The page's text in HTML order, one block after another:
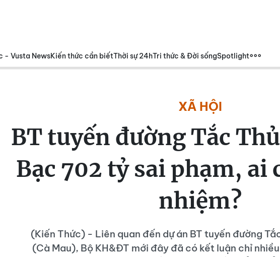
- Vusta NewsKiến thức cần biếtThời sự 24hTri thức & Đời sốngSpotlight
XÃ HỘI
BT tuyến đường Tắc
Bạc 702 tỷ sai phạm, ai
nhiệm?
(Kiến Thức) - Liên quan đến dự án BT tuyến đường
(Cà Mau), Bộ KH&ĐT mới đây đã có kết luận chỉ